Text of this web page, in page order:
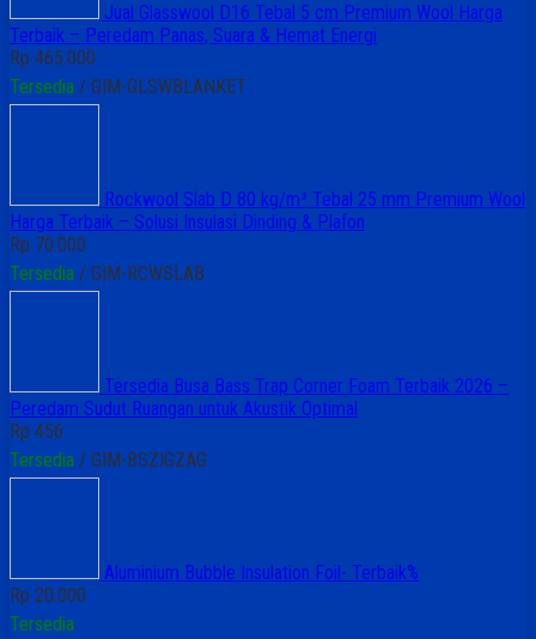
Jual Glasswool D16 Tebal 5 cm Premium Wool Harga
Terbaik – Peredam Panas, Suara & Hemat Energi
Rp 465.000
Tersedia / GIM-GLSWBLANKET
Rockwool Slab D 80 kg/m³ Tebal 25 mm Premium Wool
Harga Terbaik – Solusi Insulasi Dinding & Plafon
Rp 70.000
Tersedia / GIM-RCWSLAB
Tersedia Busa Bass Trap Corner Foam Terbaik 2026 –
Peredam Sudut Ruangan untuk Akustik Optimal
Rp 456
Tersedia / GIM-BSZIGZAG
Aluminium Bubble Insulation Foil- Terbaik%
Rp 20.000
Tersedia